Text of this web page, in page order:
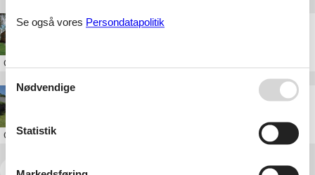
Sommerhus Ebeltoft uge 52
Om
OmEbeltoft
<< < 1 >>
Se også vores Persondatapolitik
Nødvendige
Statistik